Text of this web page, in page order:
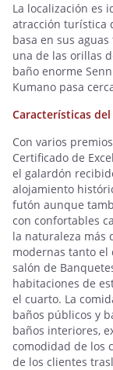
La localización es
atracción turística
basa en sus
una de las orillas
baño enorme
Kumano pasa
Características
Con varios
Certificado de
el galardón
alojamiento
futón aunque
con confortables
la naturaleza más
modernas tanto el
salón de
habitaciones de
el cuarto. La
baños públicos y
baños interiores,
comodidad de los
de los clientes